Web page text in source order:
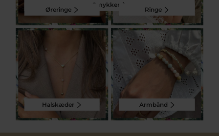
Smykker
Øreringe Ringe
Halskæder Armbånd